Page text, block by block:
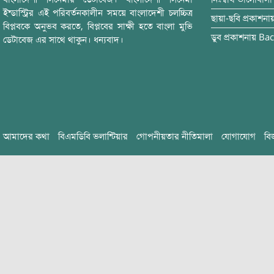
ইন্ডাস্ট্রির এই পরিবর্তনকালীন সময়ে বাংলাদেশী চলচ্চিত্র
বিপ্লবকে অনুভব করতে, বিপ্লবের সাক্ষী হতে বাংলা মুভি
ডেটাবেজ এর সাথে থাকুন। ধন্যবাদ।
ছায়া-ছবি
ডুব প্রকাশনায়
আমাদের কথা বিএমডিবি ভলান্টিয়ার গোপনীয়তার নীতিমালা যোগাযোগ